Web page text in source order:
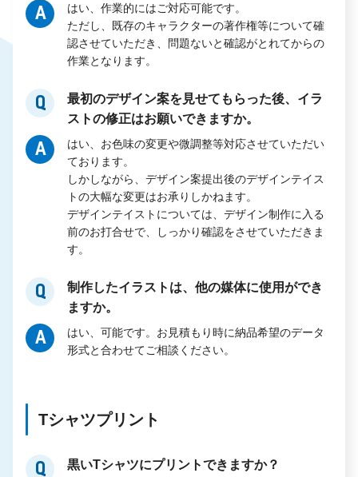
A
はい、作業的にはご対応可能です。
ただし、既存のキャラクターの著作権等について確
認させていただき、問題ないと確認がとれてからの
作業となります。
Q
最初のデザイン案を見せてもらった後、イラ
ストの修正はお願いできますか。
A
はい、お色味の変更や微調整等対応させていただい
ております。
しかしながら、デザイン案提出後のデザインテイス
トの大幅な変更はお承りしかねます。
デザインテイストについては、デザイン制作に入る
前のお打合せで、しっかり確認をさせていただきま
す。
Q
制作したイラストは、他の媒体に使用ができ
ますか。
A
はい、可能です。お見積もり時に納品希望のデータ
形式と合わせてご相談ください。
Tシャツプリント
Q 黒いTシャツにプリントできますか？